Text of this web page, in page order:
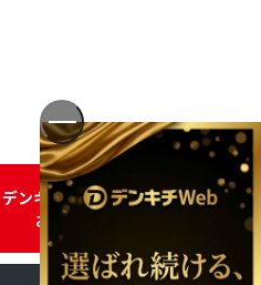
デンキチWEBに関する
お問い合わせ